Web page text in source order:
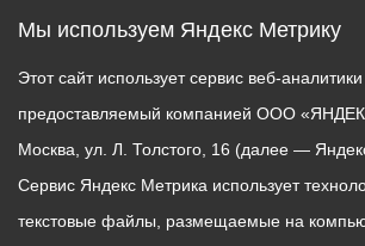
Мы используем Яндекс Метрику
Этот сайт использует сервис веб-
предоставляемый компанией ООО
Москва, ул. Л. Толстого, 16 (далее —
Сервис Яндекс Метрика использует
текстовые файлы, размещаемые на